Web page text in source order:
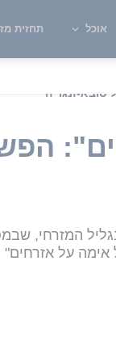
אוכל תחזית
זנגריה
המזרחי,